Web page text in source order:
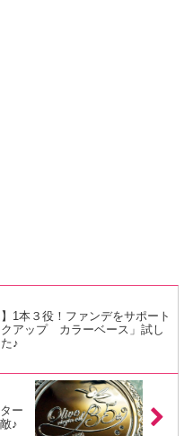
】1本３役！ファンデをサポート
アップ カラーベース」試し
♪
ー
♪